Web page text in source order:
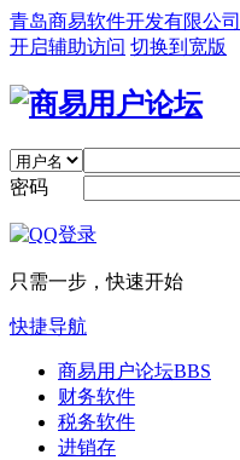
青岛商易软件开发有限公司
开启辅助访问 切换到宽版
密码
只需一步，快速开始
快捷导航
商易用户论坛BBS
财务软件
税务软件
进销存